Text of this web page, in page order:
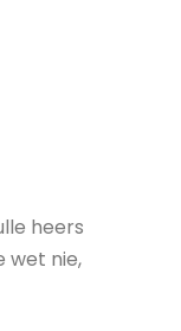
heers
wet nie,